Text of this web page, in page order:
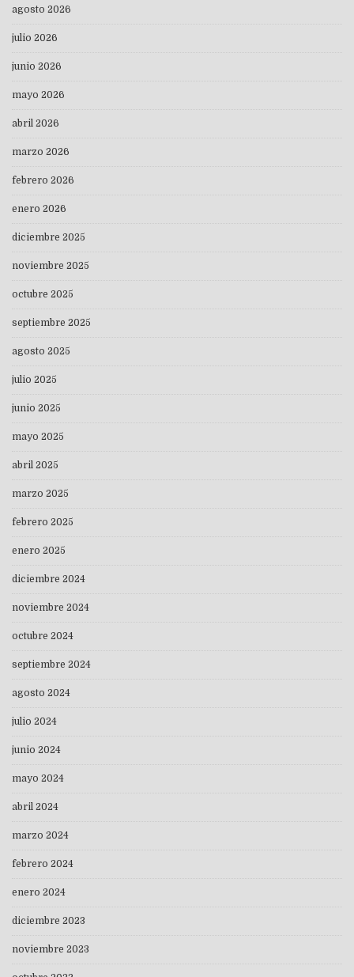
agosto 2026
julio 2026
junio 2026
mayo 2026
abril 2026
marzo 2026
febrero 2026
enero 2026
diciembre 2025
noviembre 2025
octubre 2025
septiembre 2025
agosto 2025
julio 2025
junio 2025
mayo 2025
abril 2025
marzo 2025
febrero 2025
enero 2025
diciembre 2024
noviembre 2024
octubre 2024
septiembre 2024
agosto 2024
julio 2024
junio 2024
mayo 2024
abril 2024
marzo 2024
febrero 2024
enero 2024
diciembre 2023
noviembre 2023